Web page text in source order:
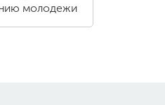
молодежи